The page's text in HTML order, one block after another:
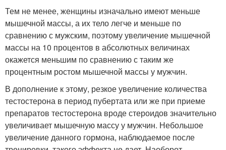
Тем не менее, женщины изначально имеют меньше
мышечной массы, а их тело легче и меньше по
сравнению с мужским, поэтому увеличение мышечной
массы на 10 процентов в абсолютных величинах
окажется меньшим по сравнению с таким же
процентным ростом мышечной массы у мужчин.
В дополнение к этому, резкое увеличение количества
тестостерона в период пубертата или же при приеме
препаратов тестостерона вроде стероидов значительно
увеличивает мышечную массу у мужчин. Небольшое
увеличение данного гормона, наблюдаемое после